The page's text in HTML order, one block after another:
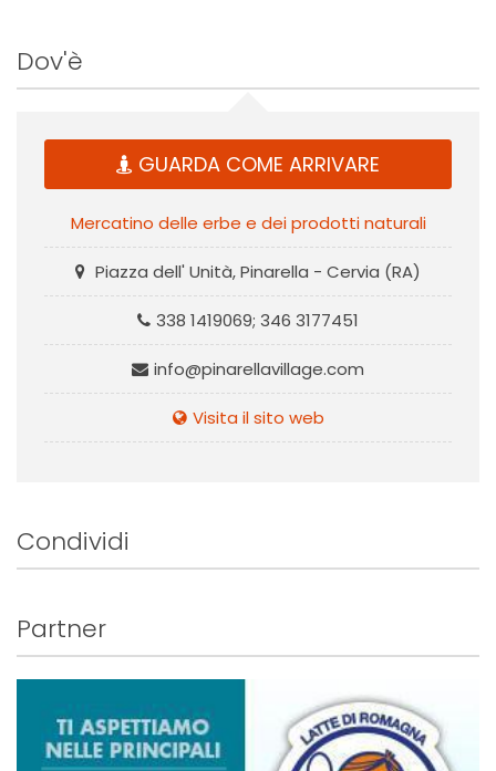
Dov'è
GUARDA COME ARRIVARE
Mercatino delle erbe e dei prodotti naturali
Piazza dell' Unità, Pinarella - Cervia (RA)
338 1419069; 346 3177451
info@pinarellavillage.com
Visita il sito web
Condividi
Partner